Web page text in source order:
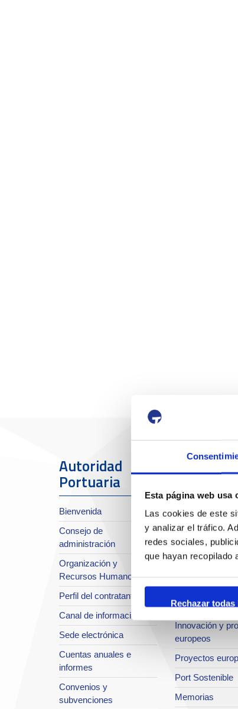
Esta página web usa
Las cookies de este
y analizar el tráfico.
redes sociales,
que hayan recopilado
Rechazar
Autoridad
Portuaria
Bienvenida
Consejo de
administración
Organización y
Recursos Humanos
Perfil del contratante
Canal de información
Sede electrónica
Cuentas anuales e
informes
Convenios y
subvenciones
El Puerto
Sobre el Port
Situación y
Planificación
Infraestructuras
Seguridad
Sistema de
Innovación y
europeos
Proyectos
Port Sostenible
Memorias